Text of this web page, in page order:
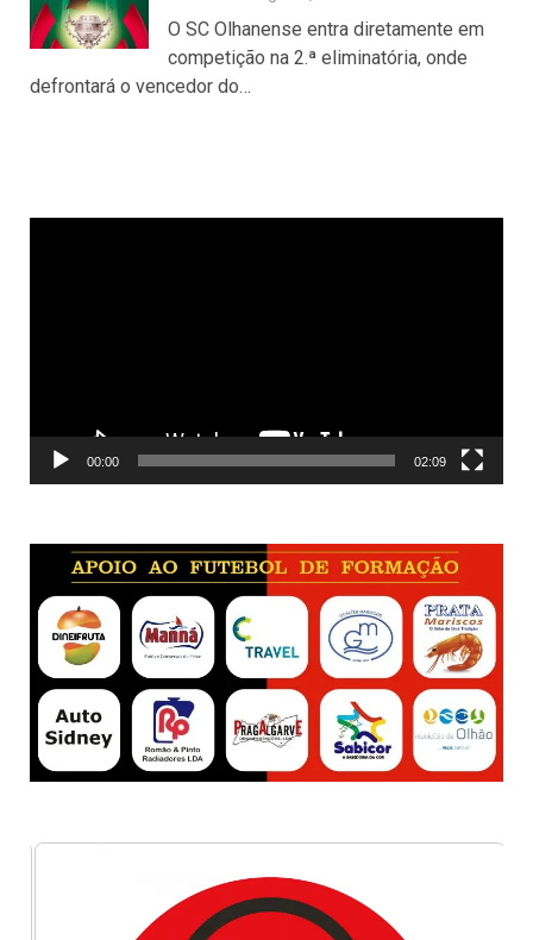
O SC Olhanense entra diretamente em
competição na 2.ª eliminatória, onde
defrontará o vencedor do…
00:00 02:09